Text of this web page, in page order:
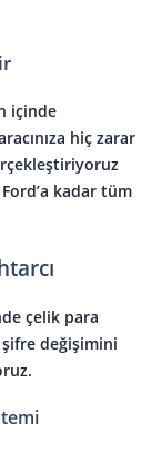
içinde
hiç zarar
kadar tüm
çelik para
şifre değişimini